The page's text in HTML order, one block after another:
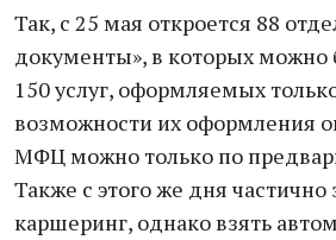
Так, с 25 мая откроется 88
документы», в которых можно
150 услуг, оформляемых
возможности их оформления
МФЦ можно только по
Также с этого же дня частично
каршеринг, однако взять